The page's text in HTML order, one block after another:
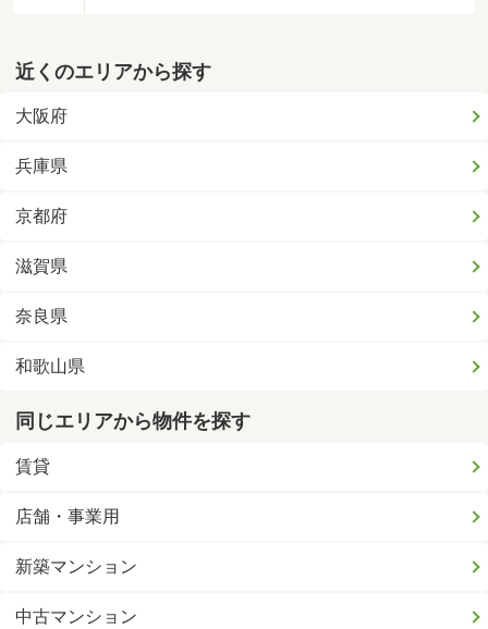
近くのエリアから探す
大阪府
兵庫県
京都府
滋賀県
奈良県
和歌山県
同じエリアから物件を探す
賃貸
店舗・事業用
新築マンション
中古マンション